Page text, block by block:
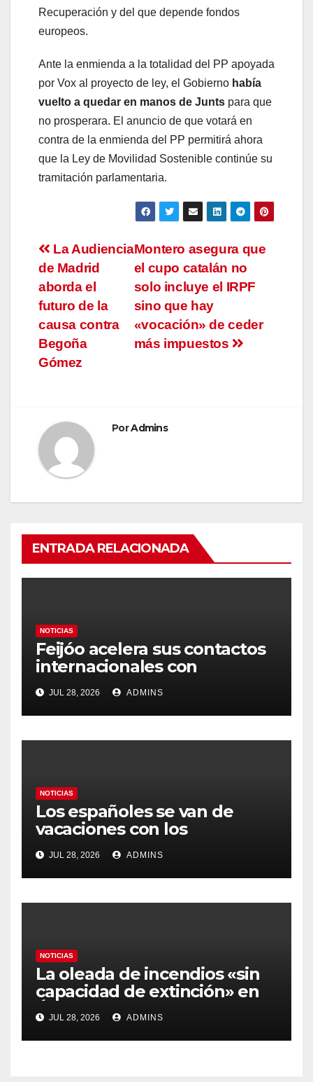
Recuperación y del que depende fondos
europeos.
Ante la enmienda a la totalidad del PP apoyada
por Vox al proyecto de ley, el Gobierno había
vuelto a quedar en manos de Junts para que
no prosperara. El anuncio de que votará en
contra de la enmienda del PP permitirá ahora
que la Ley de Movilidad Sostenible continúe su
tramitación parlamentaria.
Navegación
de
entradas
Montero asegura que
el cupo catalán no
solo incluye el IRPF
sino que hay
«vocación» de ceder
más impuestos
La Audiencia
de Madrid
aborda el
futuro de la
causa contra
Begoña
Gómez
PorAdmins
ENTRADA RELACIONADA
NOTICIAS
Feijóo acelera sus contactos
internacionales con
Latinoamérica como socio
prioritario en su agenda de
gobierno
JUL 28, 2026 ADMINS
NOTICIAS
Los españoles se van de
vacaciones con los
carburantes hasta un 21%
más caros que el año pasado
y los hoteles disparados
JUL 28, 2026 ADMINS
NOTICIAS
La oleada de incendios «sin
capacidad de extinción» en
Ávila y al oeste de Madrid
obliga a declarar la
emergencia nacional
JUL 28, 2026 ADMINS